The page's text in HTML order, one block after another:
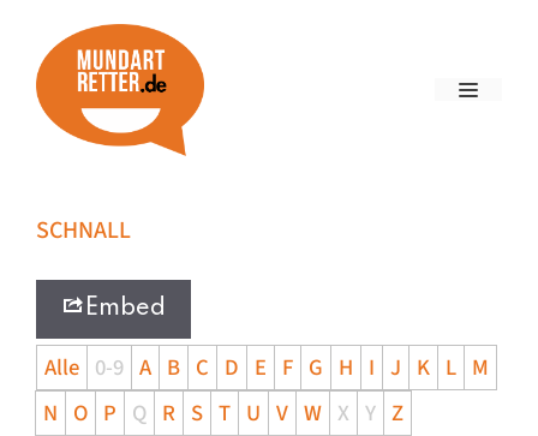
SCHNALL
Embed
Alle 0-9 A B C D E F G H I J K L M
N O P Q R S T U V W X Y Z